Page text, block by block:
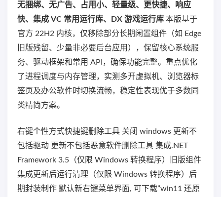
无捆绑、无广告、占用小、轻量级、更快捷、响应
快、集成 VC 常用运行库、DX 游戏运行库 本版基于
官方 22H2 内核，仅移除部分长期闲置组件（如 Edge
旧版残留、少量非必要后台应用），保留核心系统服
务、驱动框架和常用 API，确保功能完整。重点优化
了进程调度与内存管理，实测多开虚拟机、浏览器标
签页及办公软件时切换流畅，稳定性表现优于多数同
类精简方案。
右键个性方式快捷键删除工具 关闭 windows 更新不
包括驱动 更新不包括恶意软件删除工具 集成.NET
Framework 3.5（仅限 Windows 转换程序）旧版组件
集成更新后运行清理（仅限 Windows 转换程序）后
期封装制作 默认新右键菜单界面, 可下载”win11 还原